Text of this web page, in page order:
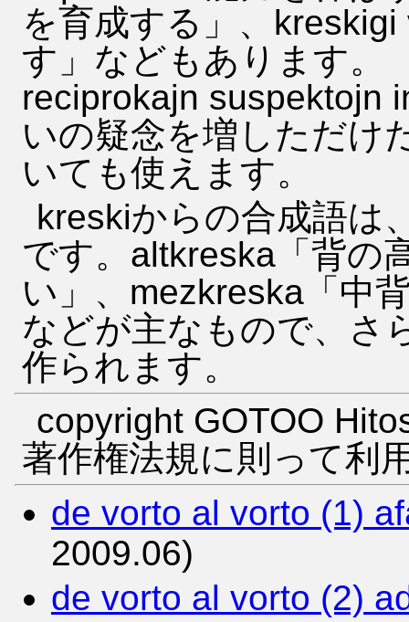
を育成する」、
す」などもあります
reciprokajn suspektojn
いの疑念を増しただけ
いても使えます。
kreskiからの合成語は
です。altkreska「背の
い」、mezkreska「中
などが主なもので、さ
作られます。
copyright GOTOO
著作権法規に則って利
de vorto al vorto (1)
2009.06)
de vorto al vorto (2)